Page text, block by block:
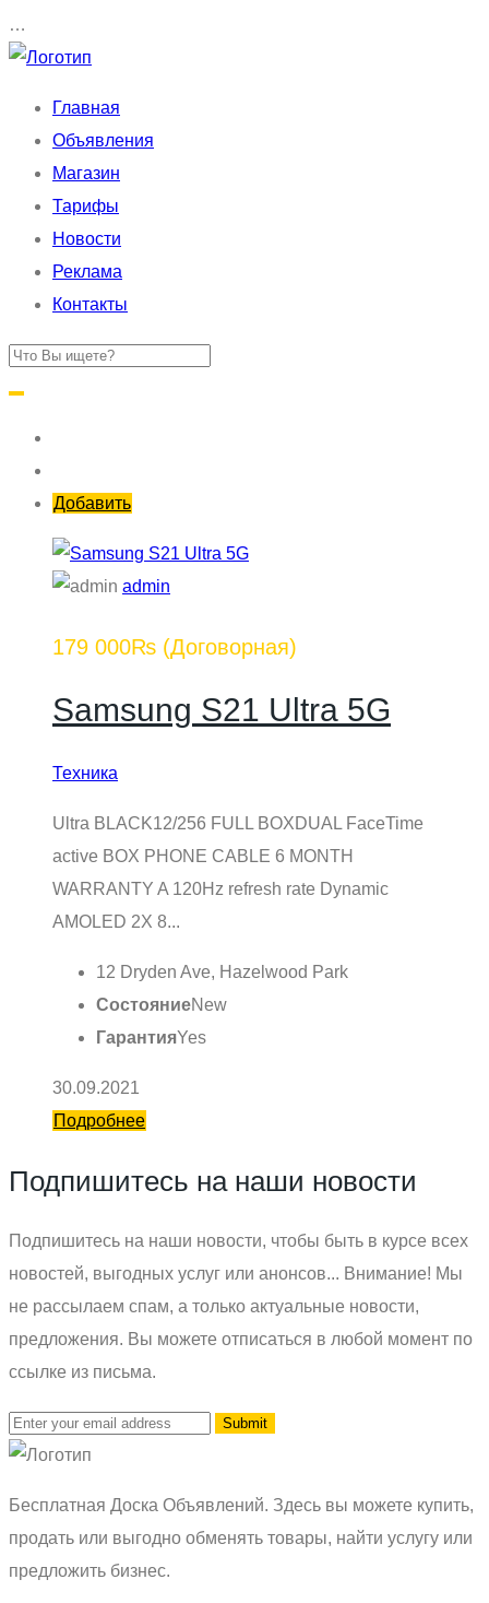
…
Главная
Объявления
Магазин
Тарифы
Новости
Реклама
Контакты
Добавить
admin
179 000₨ (Договорная)
Samsung S21 Ultra 5G
Техника
Ultra BLACK12/256 FULL BOXDUAL FaceTime
active BOX PHONE CABLE 6 MONTH
WARRANTY A 120Hz refresh rate Dynamic
AMOLED 2X 8...
12 Dryden Ave, Hazelwood Park
СостояниеNew
ГарантияYes
30.09.2021
Подробнее
Подпишитесь на наши новости
Подпишитесь на наши новости, чтобы быть в курсе всех
новостей, выгодных услуг или анонсов... Внимание! Мы
не рассылаем спам, а только актуальные новости,
предложения. Вы можете отписаться в любой момент по
ссылке из письма.
Бесплатная Доска Объявлений. Здесь вы можете купить,
продать или выгодно обменять товары, найти услугу или
предложить бизнес.